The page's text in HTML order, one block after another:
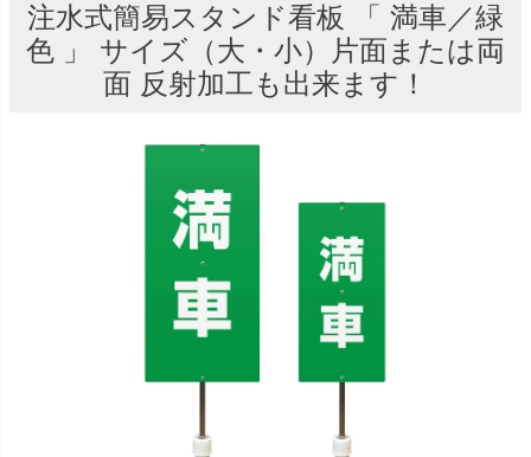
注水式簡易スタンド看板 「 満車／緑
色 」 サイズ（大・小）片面または両
面 反射加工も出来ます！